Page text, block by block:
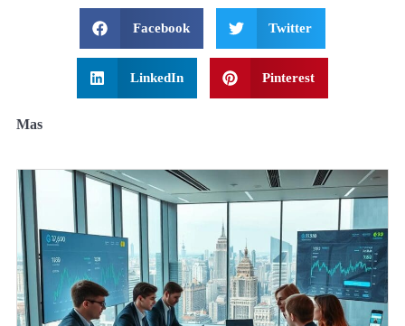
Facebook Twitter
LinkedIn Pinterest
Mas